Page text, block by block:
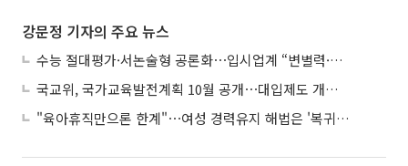
강문정 기자의 주요 뉴스
수능 절대평가·서논술형 공론화⋯입시업계 “변별력·사교육 대책 먼저”
국교위, 국가교육발전계획 10월 공개⋯대입제도 개편 공론화 추진
"육아휴직만으론 한계"⋯여성 경력유지 해법은 '복귀 후 유연근무’